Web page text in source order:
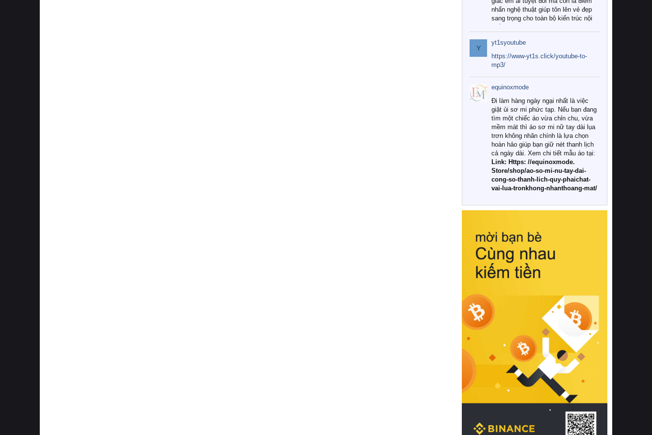
nhấn nghệ thuật giúp tôn lên vẻ đẹp
sang trọng cho toàn bộ kiến trúc nội
Tuy nhiên, giữa thị trường đa dạng
với vô vàn thương hiệu và mẫu mã
như hiện nay, làm thế nào để chọn
được những bộ chăn ga gối đệm cao
cấp thực sự chất lượng, phù hợp với
khí hậu và nhu cầu sử dụng của gia
đình? Hãy cùng chúng tôi đi tìm lời
giải đáp chi tiết qua bài viết dưới đây.
1. Tại sao các gia đình hiện đại lại ưa
chuộng chăn ga gối đệm cao cấp?
Khác với các dòng sản phẩm thông
thường, những bộ chăn ga gối đệm
cao cấp trải qua quy trình sản xuất
nghiêm ngặt từ khâu chọn lọc nguyên
liệu tự nhiên đến công nghệ dệt
nhuộm hiện đại không chứa hóa chất
này, bạn sẽ cảm nhận rõ rệt sự khác
hồi chuẩn xác của phần đệm nâng đỡ
cột sống.
Bên cạnh đó, việc lựa chọn các dòng
sản phẩm đạt chuẩn chất lượng quốc
tế còn giúp ngăn ngừa tình trạng kích
khuẩn và nấm mốc trong điều kiện
thời tiết nóng ẩm. Bạn có thể tìm hiểu
thêm các nghiên cứu khoa học về tác
động của giấc ngủ và môi trường
phòng ngủ đối với sức khỏe con
người tại Sleep Foundation (External
Link) để có cái nhìn toàn diện hơn.
2. Các tiêu chí vàng khi lựa chọn
chăn ga gối đệm cao cấp cho phòng
ngủ
Để sở hữu một bộ chăn ga gối đệm
cao cấp hoàn hảo cả về thẩm mỹ lẫn
công năng, người tiêu dùng cần cân
nhắc kỹ lưỡng các tiêu chí quan trọng
Y
yt1syoutube
https://www-yt1s.click/youtube-to-
mp3/
equinoxmode
Đi làm hàng ngày ngại nhất là việc
giặt ủi sơ mi phức tạp. Nếu bạn đang
tìm một chiếc áo vừa chỉn chu, vừa
mềm mát thì áo sơ mi nữ tay dài lụa
trơn không nhăn chính là lựa chọn
hoàn hảo giúp bạn giữ nét thanh lịch
cả ngày dài. Xem chi tiết mẫu áo tại:
Link: Https: //equinoxmode.
Store/shop/ao-so-mi-nu-tay-dai-
cong-so-thanh-lich-quy-phaichat-
vai-lua-tronkhong-nhanthoang-mat/